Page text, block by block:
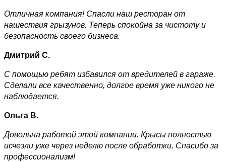
Отличная компания! Спасли наш ресторан от
нашествия грызунов. Теперь спокойна за чистоту и
безопасность своего бизнеса.
Дмитрий С.
С помощью ребят избавился от вредителей в гараже.
Сделали все качественно, долгое время уже никого не
наблюдается.
Ольга В.
Довольна работой этой компании. Крысы полностью
исчезли уже через неделю после обработки. Спасибо за
профессионализм!